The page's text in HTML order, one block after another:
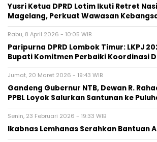
Yusri Ketua DPRD Lotim Ikuti Retret
Magelang, Perkuat Wawasan
Rabu, 8 April 2026 - 10:05 WIB
Paripurna DPRD Lombok Timur: LKPJ
Bupati Komitmen Perbaiki Koordinasi
Jumat, 20 Maret 2026 - 19:43 WIB
Gandeng Gubernur NTB, Dewan R.
PPBL Loyok Salurkan Santunan ke
Senin, 23 Februari 2026 - 19:33 WIB
Ikabnas Lemhanas Serahkan Bantuan